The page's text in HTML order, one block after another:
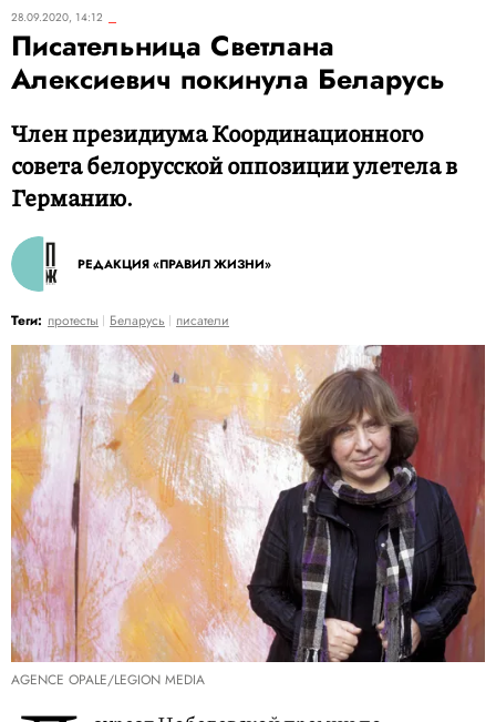
28.09.2020, 14:12
Писательница Светлана
Алексиевич покинула Беларусь
Член президиума Координационного
совета белорусской оппозиции улетела в
Германию.
РЕДАКЦИЯ «ПРАВИЛ ЖИЗНИ»
Теги: протесты Беларусь писатели
AGENCE OPALE/LEGION MEDIA